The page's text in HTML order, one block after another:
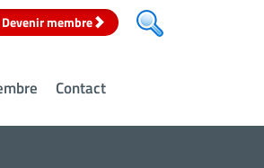
Contact
Devenir membre